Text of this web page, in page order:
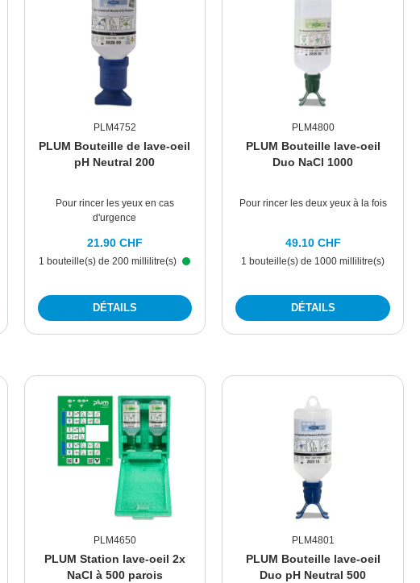
PLM4752
PLUM Bouteille de lave-oeil
pH Neutral 200
Pour rincer les yeux en cas
d'urgence
1 bouteille(s) de 200 millilitre(s)
21.90 CHF
DÉTAILS
PLM4800
PLUM Bouteille lave-oeil
Duo NaCl 1000
Pour rincer les deux yeux à la fois
1 bouteille(s) de 1000 millilitre(s)
49.10 CHF
DÉTAILS
PLM4650
PLUM Station lave-oeil 2x
NaCl à 500 parois
PLM4801
PLUM Bouteille lave-oeil
Duo pH Neutral 500